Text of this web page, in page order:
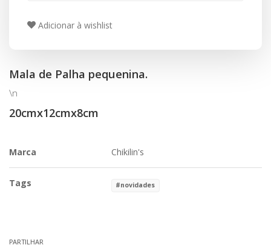
Adicionar à wishlist
Mala de Palha pequenina.
\n
20cmx12cmx8cm
Marca Chikilin's
Tags #novidades
PARTILHAR